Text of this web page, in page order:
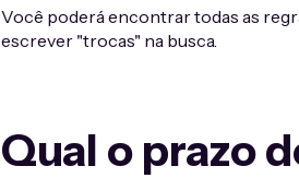
Você poderá encontrar todas as
escrever "trocas" na busca.
Qual o prazo